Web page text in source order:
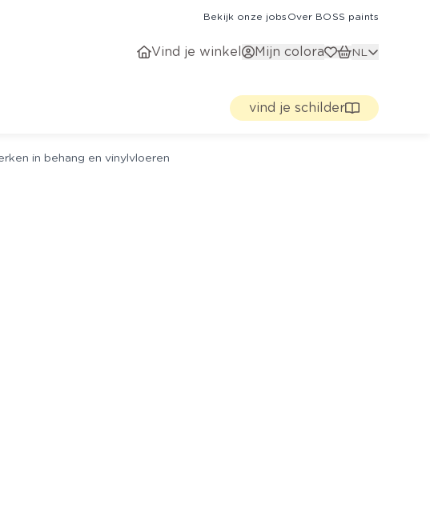
Bekijk onze jobs Over BOSS paints
Vind je winkel Mijn colora NL
vind je schilder
in behang en vinylvloeren